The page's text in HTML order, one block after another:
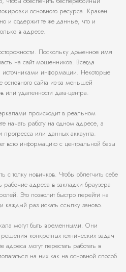
основного ресурса. Кракен
и содержит те же данные, что и
в адресе.
Поскольку доменное имя
на сайт мошенников. Всегда
информации. Некоторые
основного сайта из-за меньшей
или удаленности дата-центра.
происходит в реальном
начать работу на одном адресе, а
или данных аккаунта.
всю информацию с центральной базы
с толку новичков. Чтобы облегчить себе
рабочие адреса в закладки браузера
Это позволит быстро перейти на
каждый раз искать ссылку заново.
могут быть временными. Они
конкретных технических задач
могут перестать работать в
на них как на основной способ